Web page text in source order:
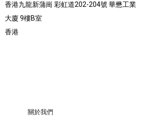
香港九龍新蒲崗 彩虹道202-204號 華懋工業
大廈 9樓B室
香港
關於我們